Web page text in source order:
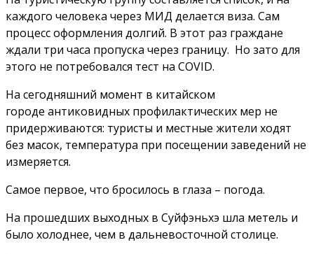
каждого человека через МИД делается виза. Сам
процесс оформления долгий. В этот раз граждане
ждали три часа пропуска через границу. Но зато для
этого не потребовался тест на COVID.
На сегодняшний момент в китайском
городе антиковидных профилактических мер не
придерживаются: туристы и местные жители ходят
без масок, температура при посещении заведений не
измеряется.
Самое первое, что бросилось в глаза – погода.
На прошедших выходных в Суйфэньхэ шла метель и
было холоднее, чем в дальневосточной столице.